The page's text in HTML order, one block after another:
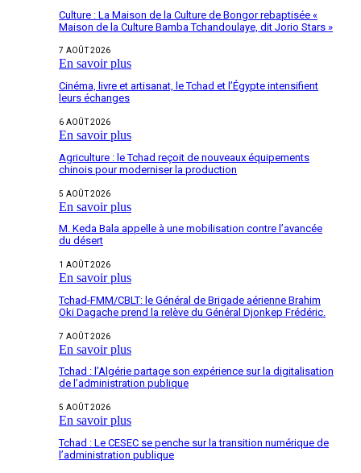
Culture : La Maison de la Culture de Bongor rebaptisée «
Maison de la Culture Bamba Tchandoulaye, dit Jorio Stars »
7 AOÛT 2026
En savoir plus
Cinéma, livre et artisanat, le Tchad et l’Égypte intensifient
leurs échanges
6 AOÛT 2026
En savoir plus
Agriculture : le Tchad reçoit de nouveaux équipements
chinois pour moderniser la production
5 AOÛT 2026
En savoir plus
M. Keda Bala appelle à une mobilisation contre l’avancée
du désert
1 AOÛT 2026
En savoir plus
Tchad-FMM/CBLT: le Général de Brigade aérienne Brahim
Oki Dagache prend la relève du Général Djonkep Frédéric.
7 AOÛT 2026
En savoir plus
Tchad : l’Algérie partage son expérience sur la digitalisation
de l’administration publique
5 AOÛT 2026
En savoir plus
Tchad : Le CESEC se penche sur la transition numérique de
l’administration publique